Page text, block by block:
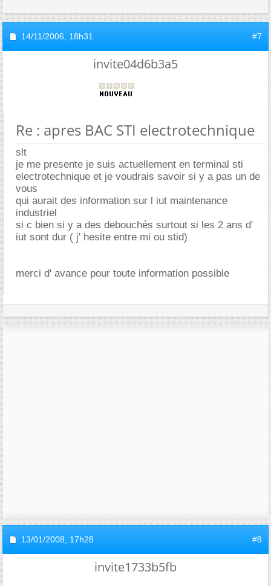
14/11/2006, 18h31 #7
invite04d6b3a5
Re : apres BAC STI electrotechnique
slt
je me presente je suis actuellement en terminal sti
electrotechnique et je voudrais savoir si y a pas un de
vous
qui aurait des information sur l iut maintenance
industriel
si c bien si y a des debouchés surtout si les 2 ans d'
iut sont dur ( j' hesite entre mi ou stid)
merci d' avance pour toute information possible
13/01/2008, 17h28 #8
invite1733b5fb